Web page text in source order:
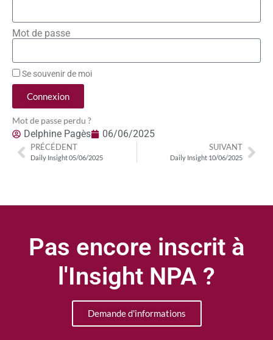
Mot de passe
Se souvenir de moi
Connexion
Mot de passe perdu ?
Delphine Pagès 06/06/2025
PRÉCÉDENT
Daily Insight 05/06/2025
SUIVANT
Daily Insight 10/06/2025
Pas encore inscrit à
l'Insight NPA ?
Demande d'informations